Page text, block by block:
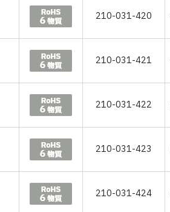
210-031-420
210-031-421
210-031-422
210-031-423
210-031-424